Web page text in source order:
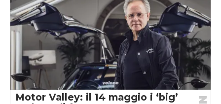
#MOTORVALLEY
#MOTORVALLEYFEST
#MUSEO HORACIO PAGANI
#MUSEO LAMBORGHINI
#PAGANI
#SUPERCAR
Motor Valley: il 14 maggio i ‘big’